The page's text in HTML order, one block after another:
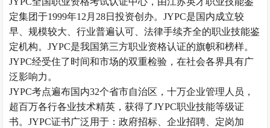
定集团于1999年12 月 28日投资创办。JYPC是国内成立较
早、规模较大、行业普遍认可、法律手续齐全的职业技能鉴
定机构。JYPC是我国第三方职业资格认证的旗帜和榜样。
JYPC经受住了时间和市场的双重检验，在社会各界具有广
泛影响力。
JYPC考点遍布国内32个省市自治区，十万企业管理人员，
超百万各行各业技术精英，获得了JYPC职业技能等级证
书。JYPC证书广泛用于：政府招标、企业招聘、定岗加